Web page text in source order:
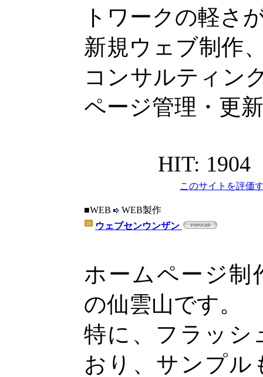
トワークの軽さ
新規ウェブ制作
コンサルティン
ページ管理・更
HIT: 1904
このサイトを評価
■WEB
WEB製作
ウェブセンウンザン
ホームページ制
の仙雲山です。
特に、フラッシ
おり、サンプル